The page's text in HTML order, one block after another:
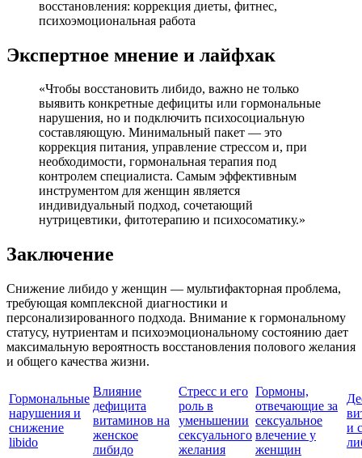
восстановления: коррекция диеты, фитнес,
психоэмоциональная работа
Экспертное мнение и лайфхак
«Чтобы восстановить либидо, важно не только
выявить конкретные дефициты или гормональные
нарушения, но и подключить психосоциальную
составляющую. Минимальный пакет — это
коррекция питания, управление стрессом и, при
необходимости, гормональная терапия под
контролем специалиста. Самым эффективным
инструментом для женщин является
индивидуальный подход, сочетающий
нутрицевтики, фитотерапию и психосоматику.»
Заключение
Снижение либидо у женщин — мультифакторная проблема,
требующая комплексной диагностики и
персонализированного подхода. Внимание к гормональному
статусу, нутриентам и психоэмоциональному состоянию дает
максимальную вероятность восстановления полового желания
и общего качества жизни.
Гормональные
нарушения и
снижение
libido
Влияние
дефицита
витаминов на
женское
либидо
Стресс и его
роль в
уменьшении
сексуального
желания
Гормоны,
отвечающие за
сексуальное
влечение у
женщин
и